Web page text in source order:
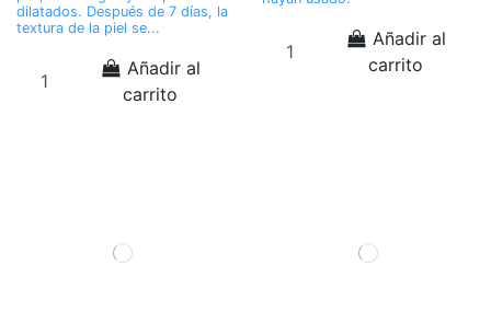
dilatados. Después de 7 días, la
textura de la piel se...
Añadir al
carrito
Añadir al
carrito